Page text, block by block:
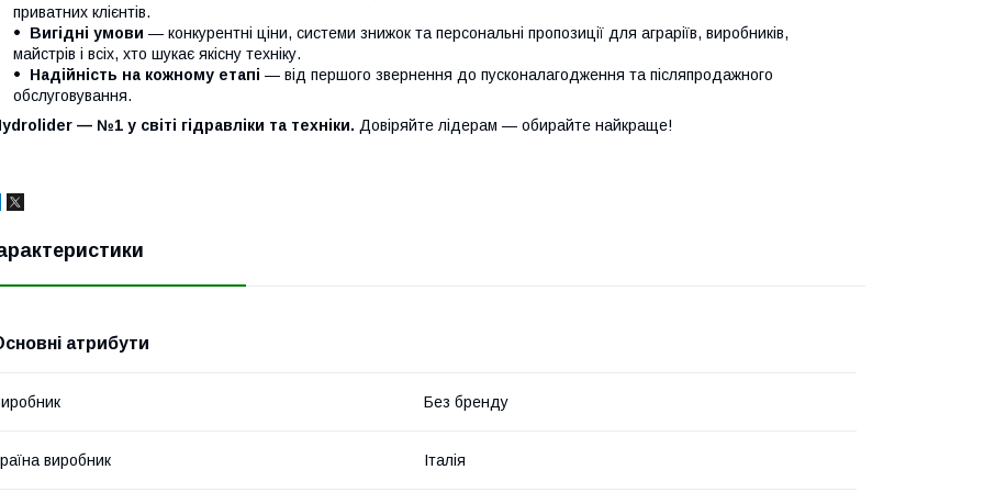
приватних клієнтів.
Вигідні умови — конкурентні ціни, системи знижок та персональні пропозиції для аграріїв, виробників,
майстрів і всіх, хто шукає якісну техніку.
Надійність на кожному етапі — від першого звернення до пусконалагодження та післяпродажного
обслуговування.
— №1 у світі гідравліки та техніки. Довіряйте лідерам — обирайте найкраще!
атрибути
Без бренду
виробник Італія